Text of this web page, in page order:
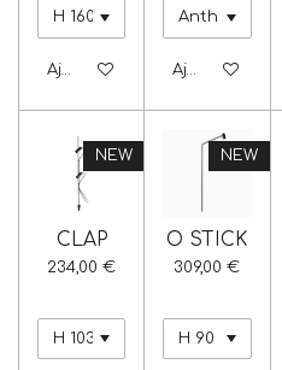
Ajouter au panierAjouter au
NEW
CLAP
234,00 €
NEW
O STICK
309,00 €